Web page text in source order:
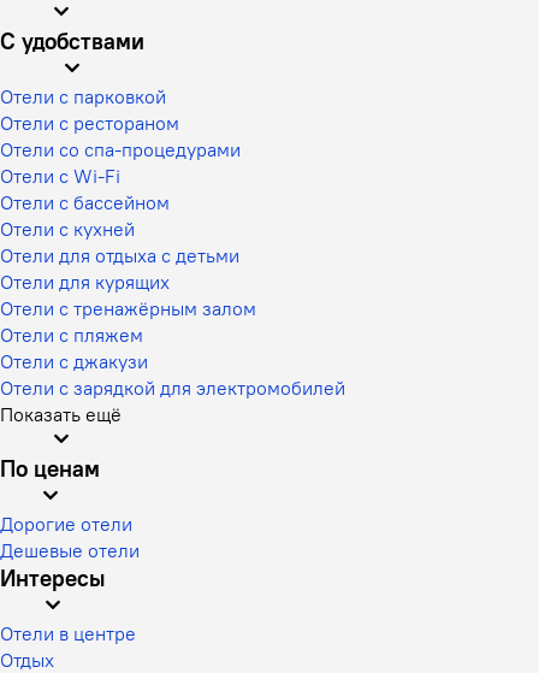
С удобствами
Отели с парковкой
Отели с рестораном
Отели со спа-процедурами
Отели с Wi-Fi
Отели с бассейном
Отели с кухней
Отели для отдыха с детьми
Отели для курящих
Отели с тренажёрным залом
Отели с пляжем
Отели с джакузи
Отели с зарядкой для электромобилей
Показать ещё
По ценам
Дорогие отели
Дешевые отели
Интересы
Отели в центре
Отдых